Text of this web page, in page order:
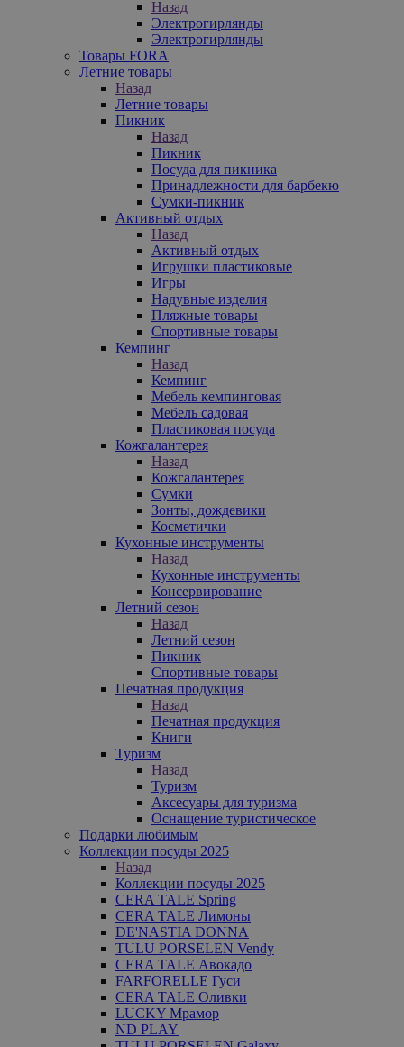
Назад
Электрогирлянды
Электрогирлянды
Товары FORA
Летние товары
Назад
Летние товары
Пикник
Назад
Пикник
Посуда для пикника
Принадлежности для барбекю
Сумки-пикник
Активный отдых
Назад
Активный отдых
Игрушки пластиковые
Игры
Надувные изделия
Пляжные товары
Спортивные товары
Кемпинг
Назад
Кемпинг
Мебель кемпинговая
Мебель садовая
Пластиковая посуда
Кожгалантерея
Назад
Кожгалантерея
Сумки
Зонты, дождевики
Косметички
Кухонные инструменты
Назад
Кухонные инструменты
Консервирование
Летний сезон
Назад
Летний сезон
Пикник
Спортивные товары
Печатная продукция
Назад
Печатная продукция
Книги
Туризм
Назад
Туризм
Аксесуары для туризма
Оснащение туристическое
Подарки любимым
Коллекции посуды 2025
Назад
Коллекции посуды 2025
CERA TALE Spring
CERA TALE Лимоны
DE'NASTIA DONNA
TULU PORSELEN Vendy
CERA TALE Авокадо
FARFORELLE Гуси
CERA TALE Оливки
LUCKY Мрамор
ND PLAY